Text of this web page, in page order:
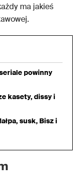
ma jakieś
powinny
kasety, dissy i
susk, Bisz i